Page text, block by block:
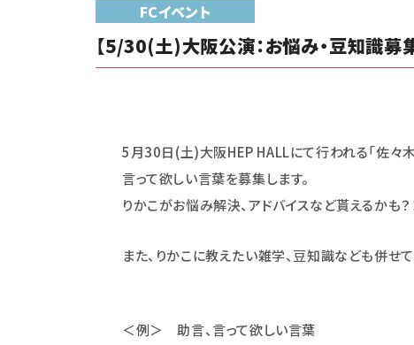
FCイベント
【5/30(土)大阪公演：お悩み・豆知識
5月30日(土)大阪HEP HALLにて行われる「佐々
言って欲しい言葉を募集します。
りかこがお悩み解決、アドバイスなど貰えるかも？
また、りかこに教えたい雑学、豆知識なども併せて
＜例＞ 助言、言って欲しい言葉